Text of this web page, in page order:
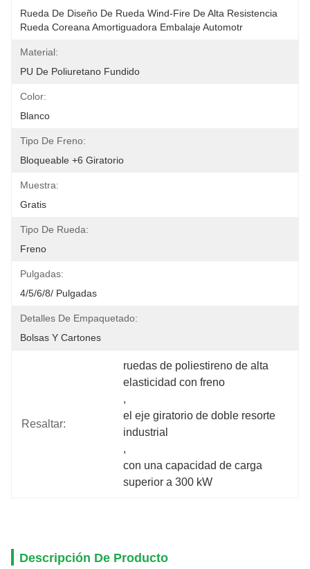
Rueda De Diseño De Rueda Wind-Fire De Alta Resistencia
Rueda Coreana Amortiguadora Embalaje Automotr
Material:
PU De Poliuretano Fundido
Color:
Blanco
Tipo De Freno:
Bloqueable +6 Giratorio
Muestra:
Gratis
Tipo De Rueda:
Freno
Pulgadas:
4/5/6/8/ Pulgadas
Detalles De Empaquetado:
Bolsas Y Cartones
Resaltar:
ruedas de poliestireno de alta
elasticidad con freno
,
el eje giratorio de doble resorte
industrial
,
con una capacidad de carga
superior a 300 kW
Descripción De Producto